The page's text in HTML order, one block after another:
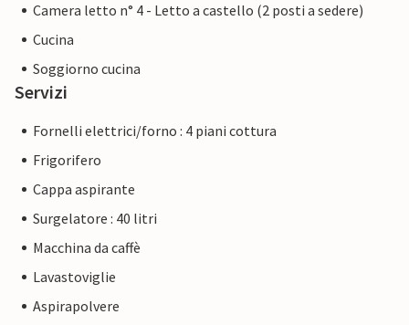
Camera letto n° 4 - Letto a castello (2 posti a sedere)
Cucina
Soggiorno cucina
Servizi
Fornelli elettrici/forno : 4 piani cottura
Frigorifero
Cappa aspirante
Surgelatore : 40 litri
Macchina da caffè
Lavastoviglie
Aspirapolvere